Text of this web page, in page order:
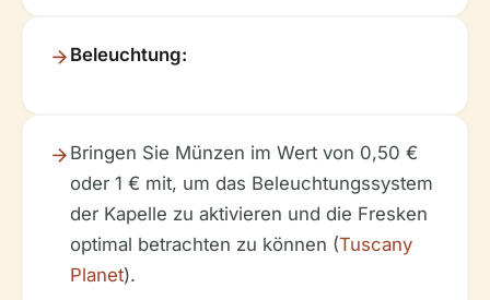
Beleuchtung:
Bringen Sie Münzen im Wert von 0,50 €
oder 1 € mit, um das Beleuchtungssystem
der Kapelle zu aktivieren und die Fresken
optimal betrachten zu können (Tuscany
Planet).